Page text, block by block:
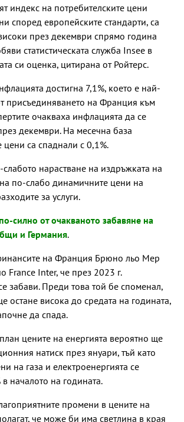
индекс на потребителските цени
според европейските стандарти, са
през декември спрямо година
статистическата служба Insee в
си оценка, цитирана от Ройтерс.
достигна 7,1%, което е най-
присъединяването на Франция към
очакваха инфлацията да се
декември. На месечна база
цени са спаднали с 0,1%.
нарастване на издръжката на
по-слабо динамичните цени на
за услуги.
силно от очакваното забавяне на
и Германия.
на Франция Брюно льо Мер
France Inter, че през 2023 г.
забави. Преди това той бе споменал,
остане висока до средата на годината,
да спада.
цените на енергията вероятно ще
натиск през януари, тъй като
на газа и електроенергията се
началото на годината.
промени в цените на
че може би има светлина в края